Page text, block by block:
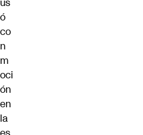
ó
co
n
m
oci
ón
en
la